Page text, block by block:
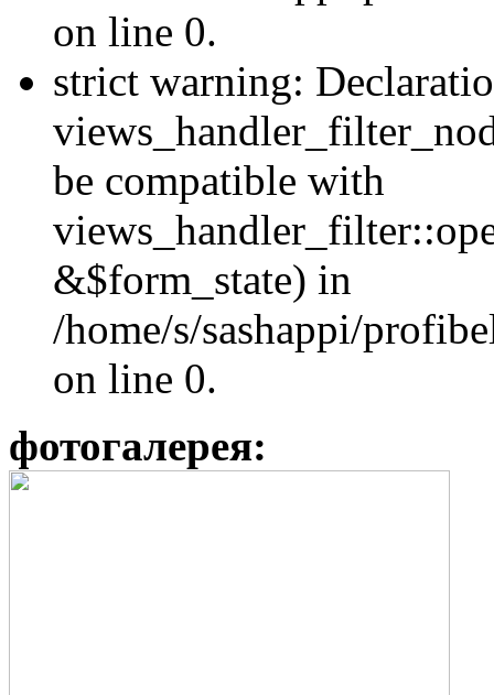
on line 0.
strict warning:
be compatible with
&$form_state) in
/home/s/sashappi/
on line 0.
фотогалерея: